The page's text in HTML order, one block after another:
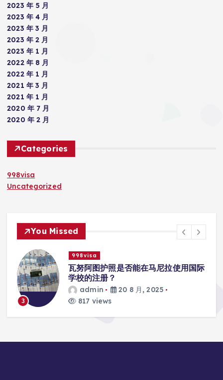
2023 年 5 月
2023 年 4 月
2023 年 3 月
2023 年 2 月
2023 年 1 月
2022 年 8 月
2022 年 1 月
2021 年 3 月
2021 年 1 月
2020 年 7 月
2020 年 2 月
Categories
998visa
Uncategorized
You Missed
3
998visa
瓦努阿图护照是否能在马尼拉使用国际
学校的注册？
admin
20 8 月, 2025
817 views